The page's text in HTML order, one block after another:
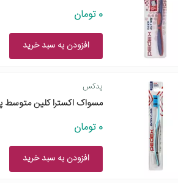
0 تومان
افزودن به سبد خرید
پدکس
مسواک اکسترا کلین
0 تومان
افزودن به سبد خرید